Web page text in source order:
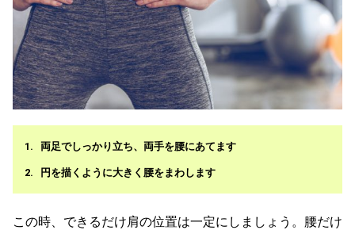
両足でしっかり立ち、両手を腰にあてます
円を描くように大きく腰をまわします
この時、できるだけ肩の位置は一定にしましょう。腰だけ